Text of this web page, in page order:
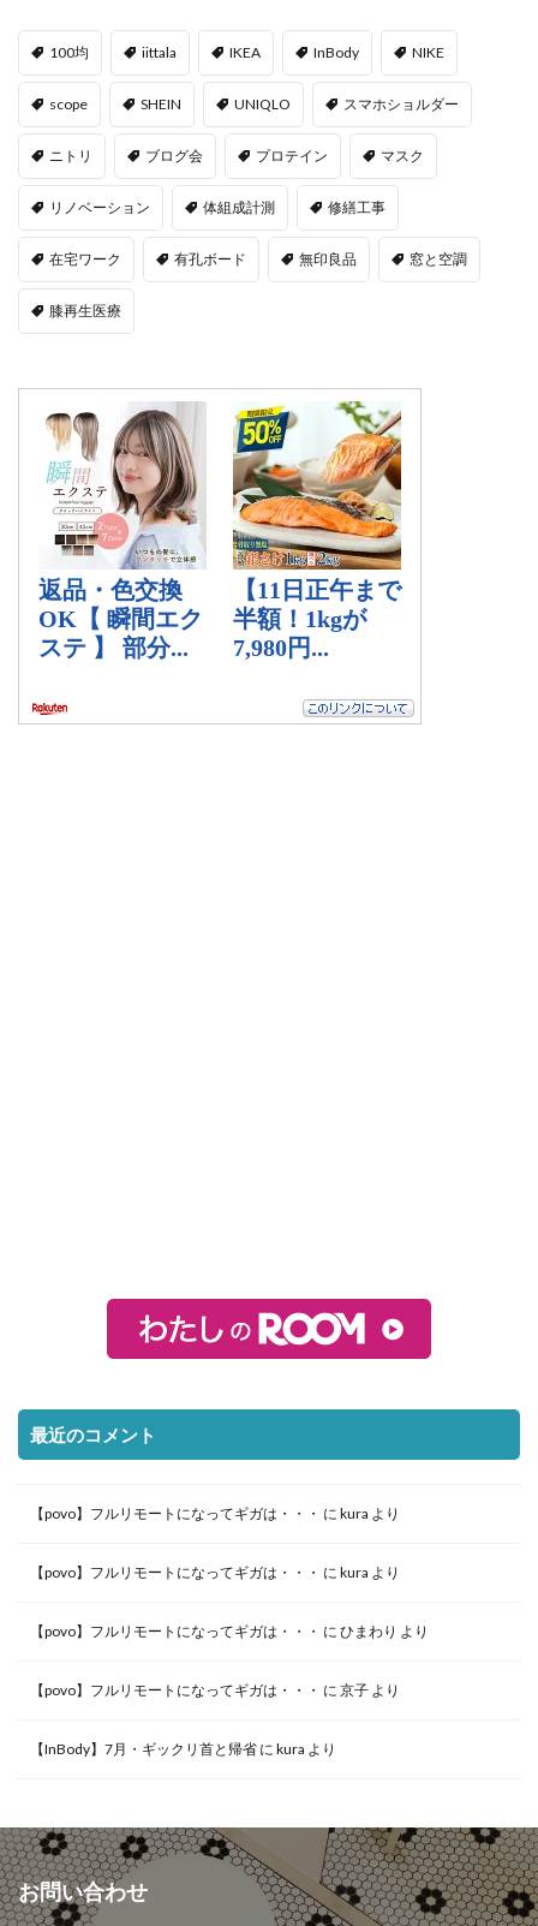
100均 iittala IKEA InBody NIKE
scope SHEIN UNIQLO スマホショルダー
ニトリ ブログ会 プロテイン マスク
リノベーション 体組成計測 修繕工事
在宅ワーク 有孔ボード 無印良品 窓と空調
膝再生医療
最近のコメント
【povo】フルリモートになってギガは・・・ に kura より
【povo】フルリモートになってギガは・・・ に kura より
【povo】フルリモートになってギガは・・・ に ひまわり より
【povo】フルリモートになってギガは・・・ に 京子 より
【InBody】7月・ギックリ首と帰省 に kura より
お問い合わせ